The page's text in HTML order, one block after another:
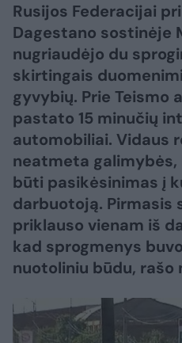
Rusijos Federacijai
Dagestano sostinėje
nugriaudėjo du
skirtingais
gyvybių. Prie Teismo
pastato 15 minučių
automobiliai. Vidaus
neatmeta
būti pasikėsinimas į
darbuotoją. Pirmasis
priklauso vienam iš
kad sprogmenys
nuotoliniu būdu, rašo